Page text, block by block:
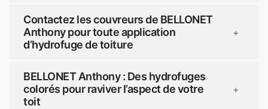
Contactez les couvreurs de BELLONET
Anthony pour toute application
d’hydrofuge de toiture
+
BELLONET Anthony : Des hydrofuges
colorés pour raviver l’aspect de votre
toit
+